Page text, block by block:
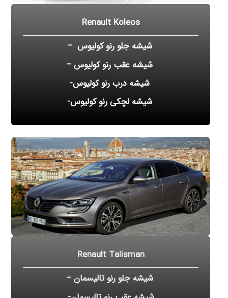
Renault Koleos
شیشه جلو رنو کولیوس –
شیشه عقب رنو کولیوس –
شیشه درب رنو کولیوس-
شیشه لچکی رنو کولیوس-
Renault Talisman
شیشه جلو رنو تالیسمان –